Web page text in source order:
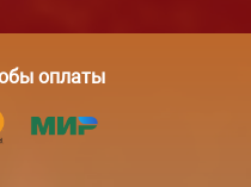
оплаты